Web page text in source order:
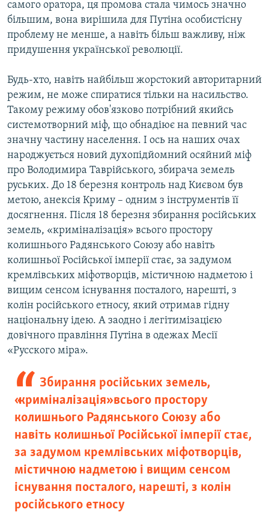
самого оратора, ця промова стала чимось значно
більшим, вона вирішила для Путіна особистісну
проблему не менше, а навіть більш важливу, ніж
придушення української революції.
Будь-хто, навіть найбільш жорстокий авторитарний
режим, не може спиратися тільки на насильство.
Такому режиму обов'язково потрібний якийсь
системотворний міф, що обнадіює на певний час
значну частину населення. І ось на наших очах
народжується новий духопідйомний осяйний міф
про Володимира Таврійського, збирача земель
руських. До 18 березня контроль над Києвом був
метою, анексія Криму – одним з інструментів її
досягнення. Після 18 березня збирання російських
земель, «криміналізація» всього простору
колишнього Радянського Союзу або навіть
колишньої Російської імперії стає, за задумом
кремлівських міфотворців, містичною надметою і
вищим сенсом існування посталого, нарешті, з
колін російського етносу, який отримав гідну
національну ідею. А заодно і легітимізацією
довічного правління Путіна в одежах Месії
«Русского міра».
Збирання російських земель,
«криміналізація» всього простору
колишнього Радянського Союзу або
навіть колишньої Російської імперії стає,
за задумом кремлівських міфотворців,
містичною надметою і вищим сенсом
існування посталого, нарешті, з колін
російського етносу